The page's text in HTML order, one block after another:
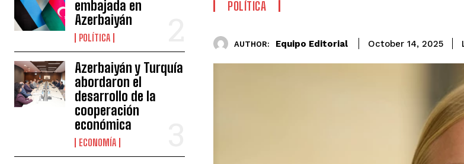
embajada en
Azerbaiyán
POLÍTICA
Azerbaiyán y Turquía
abordaron el
desarrollo de la
cooperación
económica
ECONOMÍA
POLÍTICA
AUTHOR: Equipo Editorial October 14, 2025